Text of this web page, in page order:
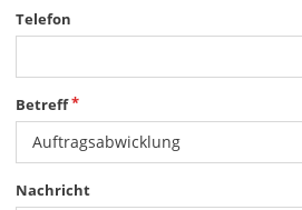
Telefon
Betreff
Auftragsabwicklung
Nachricht